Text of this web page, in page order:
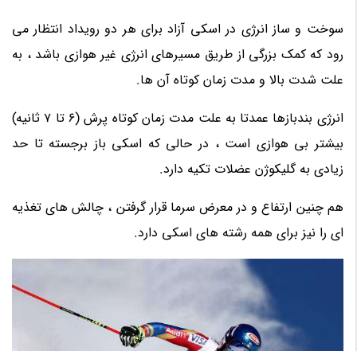
سوخت و ساز انرژی در اسکی آزاد برای هر دو رویداد انتظار می
رود که کمک بزرگی از طریق مسیرهای انرژی غیر هوازی باشد ، به
علت شدت بالا و مدت زمان کوتاه آن ها.
انرژی بندبازها عمدتا به علت مدت زمان کوتاه پرش (6 تا 7 ثانیه)
بیشتر بی هوازی است ، در حالی که اسکی باز برجسته تا حد
زیادی به گلیکوژن عضلات تکیه دارد.
هم چنین ارتفاع و در معرض سرما قرار گرفتن ، چالش های تغذیه
ای را نیز برای همه رشته های اسکی دارد.